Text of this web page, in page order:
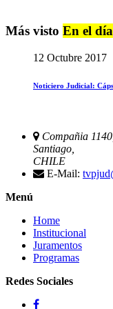
Más visto En el día
12 Octubre 2017
Noticiero Judicial:
Compañia 1140,
Santiago,
CHILE
E-Mail:
Menú
Home
Institucional
Juramentos
Programas
Redes Sociales